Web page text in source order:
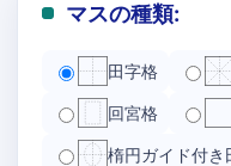
マスの種類:
田字格
回宮格
楕円ガイド付き